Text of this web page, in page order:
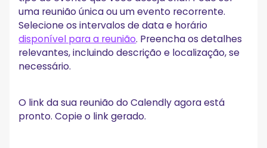
uma reunião única ou um evento recorrente.
Selecione os intervalos de data e horário
disponível para a reunião. Preencha os detalhes
relevantes, incluindo descrição e localização, se
necessário.
O link da sua reunião do Calendly agora está
pronto. Copie o link gerado.